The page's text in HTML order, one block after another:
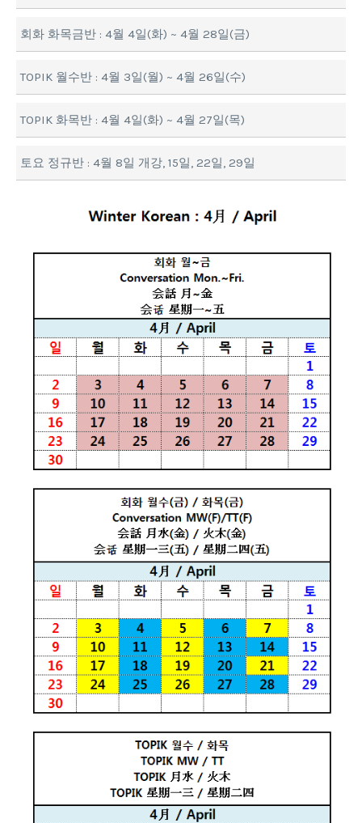
회화 화목금반 : 4월 4일(화) ~ 4월 28일(금)
TOPIK 월수반 : 4월 3일(월) ~ 4월 26일(수)
TOPIK 화목반 : 4월 4일(화) ~ 4월 27일(목)
토요 정규반 : 4월 8일 개강, 15일, 22일, 29일